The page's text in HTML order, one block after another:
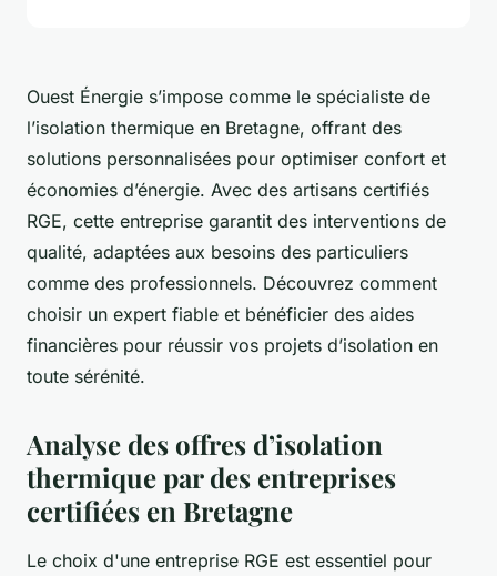
Ouest Énergie s’impose comme le spécialiste de
l’isolation thermique en Bretagne, offrant des
solutions personnalisées pour optimiser confort et
économies d’énergie. Avec des artisans certifiés
RGE, cette entreprise garantit des interventions de
qualité, adaptées aux besoins des particuliers
comme des professionnels. Découvrez comment
choisir un expert fiable et bénéficier des aides
financières pour réussir vos projets d’isolation en
toute sérénité.
Analyse des offres d’isolation
thermique par des entreprises
certifiées en Bretagne
Le choix d'une entreprise RGE est essentiel pour